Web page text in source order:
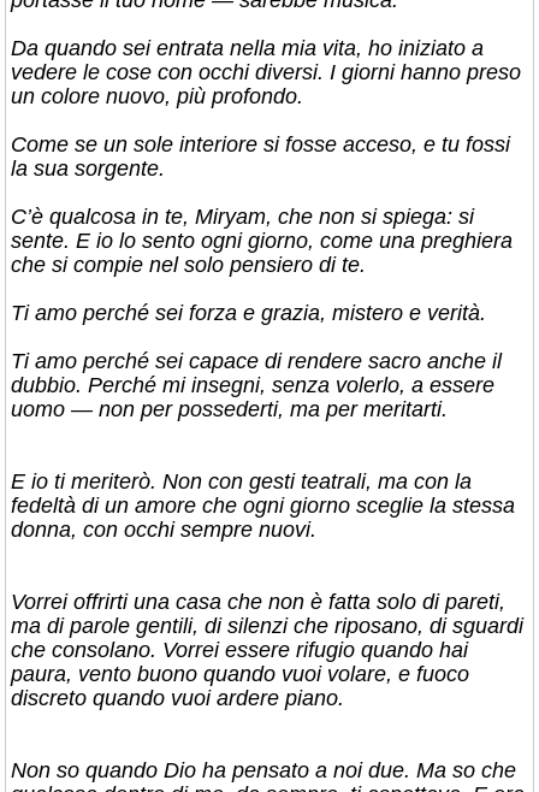
Da quando sei entrata nella mia vita, ho iniziato a
vedere le cose con occhi diversi. I giorni hanno preso
un colore nuovo, più profondo.
Come se un sole interiore si fosse acceso, e tu fossi
la sua sorgente.
C’è qualcosa in te, Miryam, che non si spiega: si
sente. E io lo sento ogni giorno, come una preghiera
che si compie nel solo pensiero di te.
Ti amo perché sei forza e grazia, mistero e verità.
Ti amo perché sei capace di rendere sacro anche il
dubbio. Perché mi insegni, senza volerlo, a essere
uomo — non per possederti, ma per meritarti.
E io ti meriterò. Non con gesti teatrali, ma con la
fedeltà di un amore che ogni giorno sceglie la stessa
donna, con occhi sempre nuovi.
Vorrei offrirti una casa che non è fatta solo di pareti,
ma di parole gentili, di silenzi che riposano, di sguardi
che consolano. Vorrei essere rifugio quando hai
paura, vento buono quando vuoi volare, e fuoco
discreto quando vuoi ardere piano.
Non so quando Dio ha pensato a noi due. Ma so che